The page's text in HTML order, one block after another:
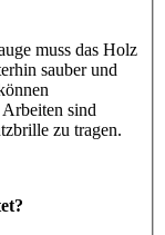
muss das Holz
sauber und
sind
zu tragen.